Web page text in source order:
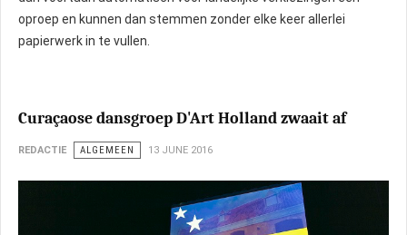
oproep en kunnen dan stemmen zonder elke keer allerlei
papierwerk in te vullen.
Curaçaose dansgroep D'Art Holland zwaait af
REDACTIE ALGEMEEN 13 JUNE 2016